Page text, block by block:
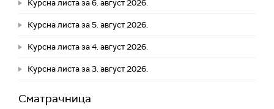
Курсна листа за 6. август 2026.
Курсна листа за 5. август 2026.
Курсна листа за 4. август 2026.
Курсна листа за 3. август 2026.
Сматрачница